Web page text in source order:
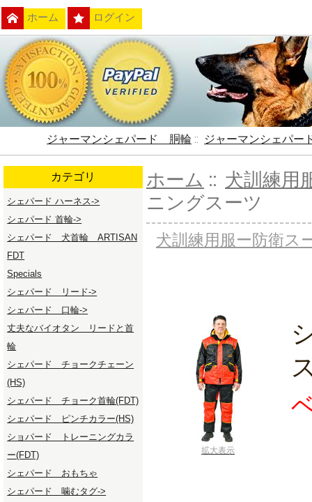
ホーム ログイン
ジャーマンシェパード 胴輪 :: ジャーマンシェパ
カテゴリ
シェパード ハーネス->
シェパード 首輪->
シェパード 犬首輪 ARTISAN
FDT
Specials
シェパード リード->
シェパード 口輪->
丈夫なバイオタン リードと首
輪
シェパード チョークチェーン
(HS)
シェパード チョーク首輪(FDT)
シェパード ピンチカラー(HS)
ショパード トレーニングカラ
ー(FDT)
シェパード おもちゃ
シェパード 噛むタグ->
ホーム :: 犬訓練用
ニングスーツ
犬訓練用服ー防衛ス
拡大表示